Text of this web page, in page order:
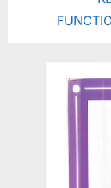
articolee
P